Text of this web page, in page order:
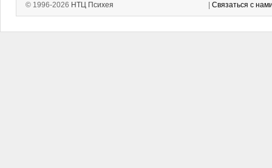
© 1996-2026 НТЦ Психея Связаться с